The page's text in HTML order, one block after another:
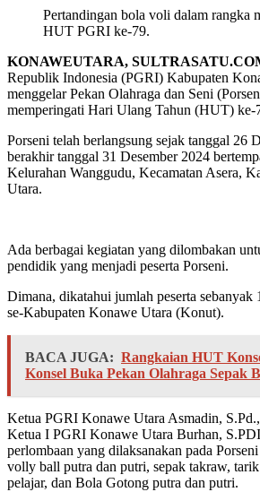
Pertandingan bola voli dalam rangka
HUT PGRI ke-79.
KONAWEUTARA,
Republik Indonesia (PGRI) Kabupaten
menggelar Pekan Olahraga dan Seni
memperingati Hari Ulang Tahun (HUT) ke-
Porseni telah berlangsung sejak tanggal 26
berakhir tanggal 31 Desember 2024
Kelurahan Wanggudu, Kecamatan Asera,
Utara.
Ada berbagai kegiatan yang dilombakan
pendidik yang menjadi peserta Porseni.
Dimana, dikatahui jumlah peserta sebanyak
se-Kabupaten Konawe Utara (Konut).
BACA JUGA: Rangkaian HUT
Konsel Buka Pekan Olahraga Sepak
Ketua PGRI Konawe Utara Asmadin,
Ketua I PGRI Konawe Utara Burhan,
perlombaan yang dilaksanakan pada
volly ball putra dan putri, sepak takraw,
pelajar, dan Bola Gotong putra dan putri.